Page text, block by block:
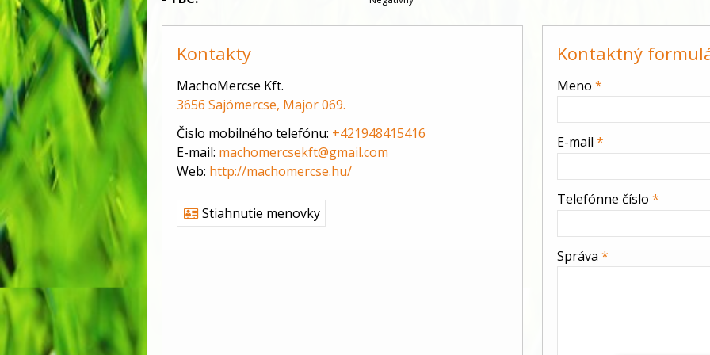
Kontakty
MachoMercse Kft.
3656 Sajómercse, Major 069.
Čislo mobilného telefónu: +421948415416
E-mail: machomercsekft@gmail.com
Web: http://machomercse.hu/
Stiahnutie menovky
Kontaktný
-
Meno *
E-mail *
Telefónne číslo *
Správa *